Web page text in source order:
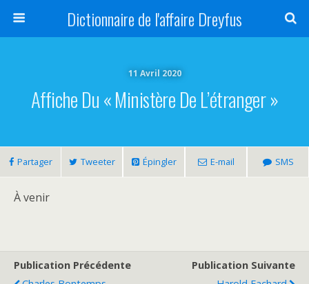
Dictionnaire de l'affaire Dreyfus
11 Avril 2020
Affiche Du « Ministère De L’étranger »
Partager Tweeter Épingler E-mail SMS
À venir
Publication Précédente
Publication Suivante